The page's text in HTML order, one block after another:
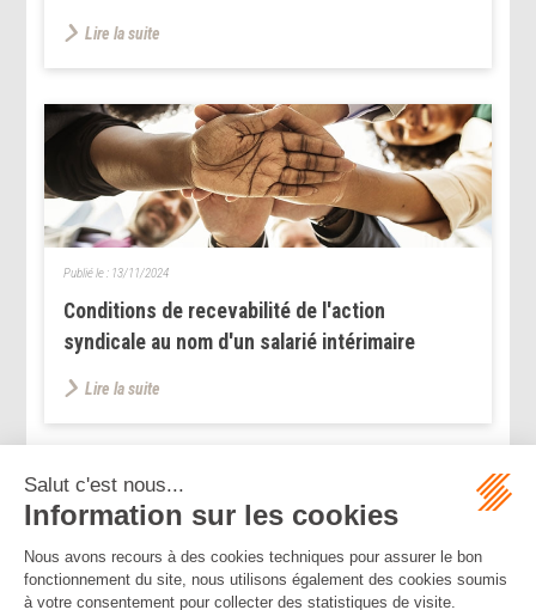
Lire la suite
Conditions de recevabilité de l'action
syndicale au nom d'un salarié intérimaire
Publié le : 13/11/2024
Lire la suite
<< < ...
>>